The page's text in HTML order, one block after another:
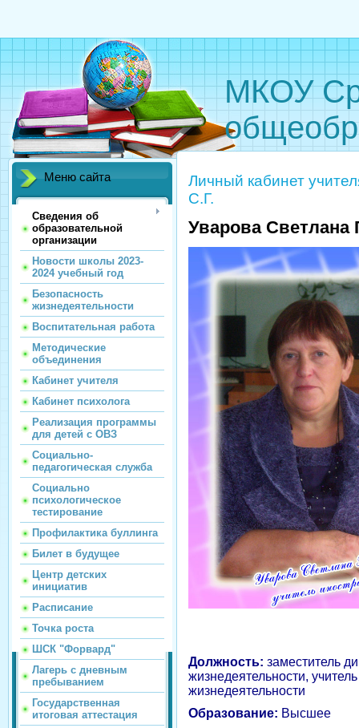
МКОУ
Меню сайта
Сведения об
образовательной
организации
Новости школы 2023-
2024 учебный год
Безопасность
жизнедеятельности
Воспитательная работа
Методические
объединения
Кабинет учителя
Кабинет психолога
Реализация программы
для детей с ОВЗ
Социально-
педагогическая служба
Социально
психологическое
тестирование
Профилактика буллинга
Билет в будущее
Центр детских
инициатив
Расписание
Точка роста
ШСК "Форвард"
Лагерь с дневным
пребыванием
Государственная
итоговая аттестация
Личный кабинет
С.Г.
Уварова Светлана
Должность: заместитель
жизнедеятельности,
жизнедеятельности
Образование: Высшее